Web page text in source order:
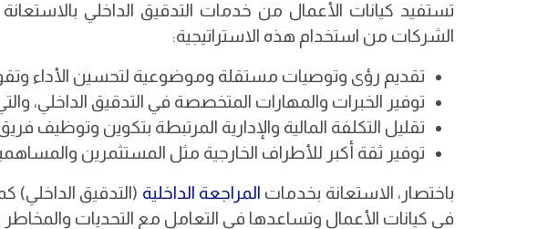
تستفيد كيانات الأعمال من خدمات التدقيق الداخلي
الشركات من استخدام هذه الاستراتيجية:
تقديم رؤى وتوصيات مستقلة وموضوعية لتحسين الأداء
توفير الخبرات والمهارات المتخصصة في التدقيق الداخلي،
تقليل التكلفة المالية والإدارية المرتبطة بتكوين وتوظيف
توفير ثقة أكبر للأطراف الخارجية مثل المستثمرين
باختصار، الاستعانة بخدمات المراجعة الداخلية (التدقيق
في كيانات الأعمال وتساعدها في التعامل مع التحديات